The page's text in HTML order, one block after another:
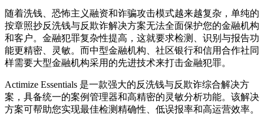
随着洗钱、恐怖主义融资和诈骗攻击模式越来越复杂，单纯的
按章照抄反洗钱与反欺诈解决方案无法全面保护您的金融机构
和客户。金融犯罪复杂性提高，这就要求检测、识别与报告功
能更精密、灵敏。而中型金融机构、社区银行和信用合作社同
样需要大型金融机构采用的先进技术来打击金融犯罪。
Actimize Essentials 是一款强大的反洗钱与反欺诈综合解决方
案，具备统一的案例管理器和高精密的灵敏分析功能。该解决
方案可帮助您实现最佳检测精确性、低误报率和高运营效率。